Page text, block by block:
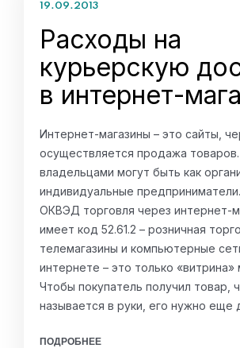
19.09.2013
Расходы на
курьерскую
в интернет-
Интернет-магазины – это сайты,
осуществляется продажа
владельцами могут быть как
индивидуальные
ОКВЭД торговля через интернет-
имеет код 52.61.2 – розничная
телемагазины и компьютерные
интернете – это только «витрина»
Чтобы покупатель получил товар,
называется в руки, его нужно еще
ПОДРОБНЕЕ